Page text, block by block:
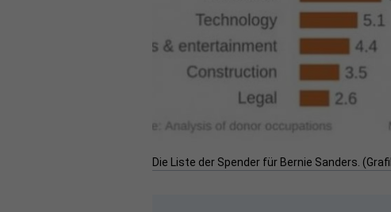
Die Liste der Spender für Bernie Sanders.